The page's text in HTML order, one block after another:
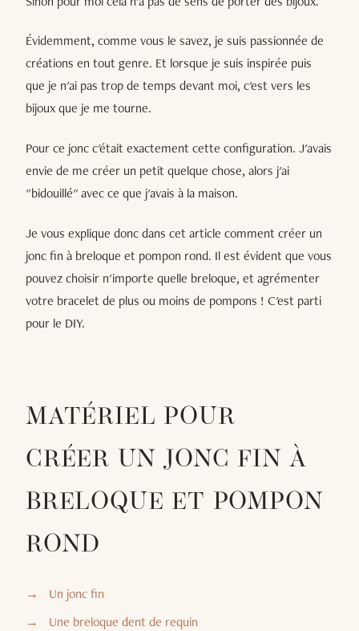
Évidemment, comme vous le savez, je suis passionnée de
créations en tout genre. Et lorsque je suis inspirée puis
que je n'ai pas trop de temps devant moi, c'est vers les
bijoux que je me tourne.
Pour ce jonc c'était exactement cette configuration. J'avais
envie de me créer un petit quelque chose, alors j'ai
"bidouillé" avec ce que j'avais à la maison.
Je vous explique donc dans cet article comment créer un
jonc fin à breloque et pompon rond. Il est évident que vous
pouvez choisir n'importe quelle breloque, et agrémenter
votre bracelet de plus ou moins de pompons ! C'est parti
pour le DIY.
MATÉRIEL POUR
CRÉER UN JONC FIN À
BRELOQUE ET POMPON
ROND
Un jonc fin
Une breloque dent de requin